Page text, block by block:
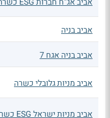
אביב בניה
אביב בניה אגח 7
אביב מניות גלובלי כשרה
אביב מניות ישראל ESG כשרה